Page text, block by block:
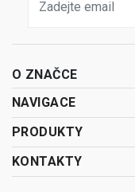
O ZNAČCE
NAVIGACE
PRODUKTY
KONTAKTY